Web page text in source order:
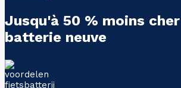
Jusqu'à 50 % moins
batterie neuve